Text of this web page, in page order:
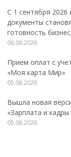
С 1 сентября 2026
документы
готовность
06.08.2026
Прием оплат с
«Моя карта Мир»
05.08.2026
Вышла новая
«Зарплата и
05.08.2026